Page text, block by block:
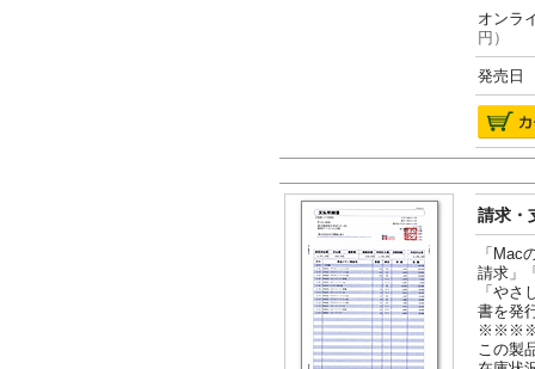
オン
円）
発売日
請求・
「Mac
請求」
「や
書を発
この製